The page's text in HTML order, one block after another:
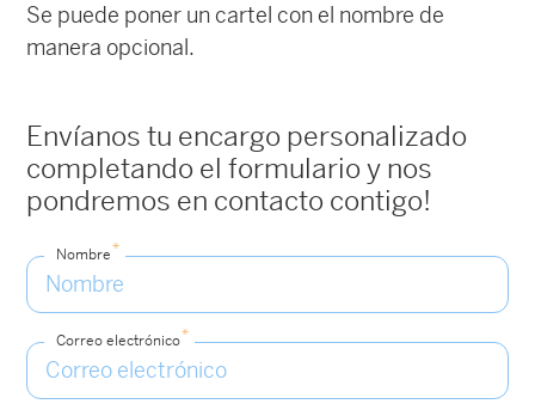
Se puede poner un cartel con el nombre de
manera opcional.
Envíanos tu encargo personalizado
completando el formulario y nos
pondremos en contacto contigo!
Nombre*
Correo electrónico*